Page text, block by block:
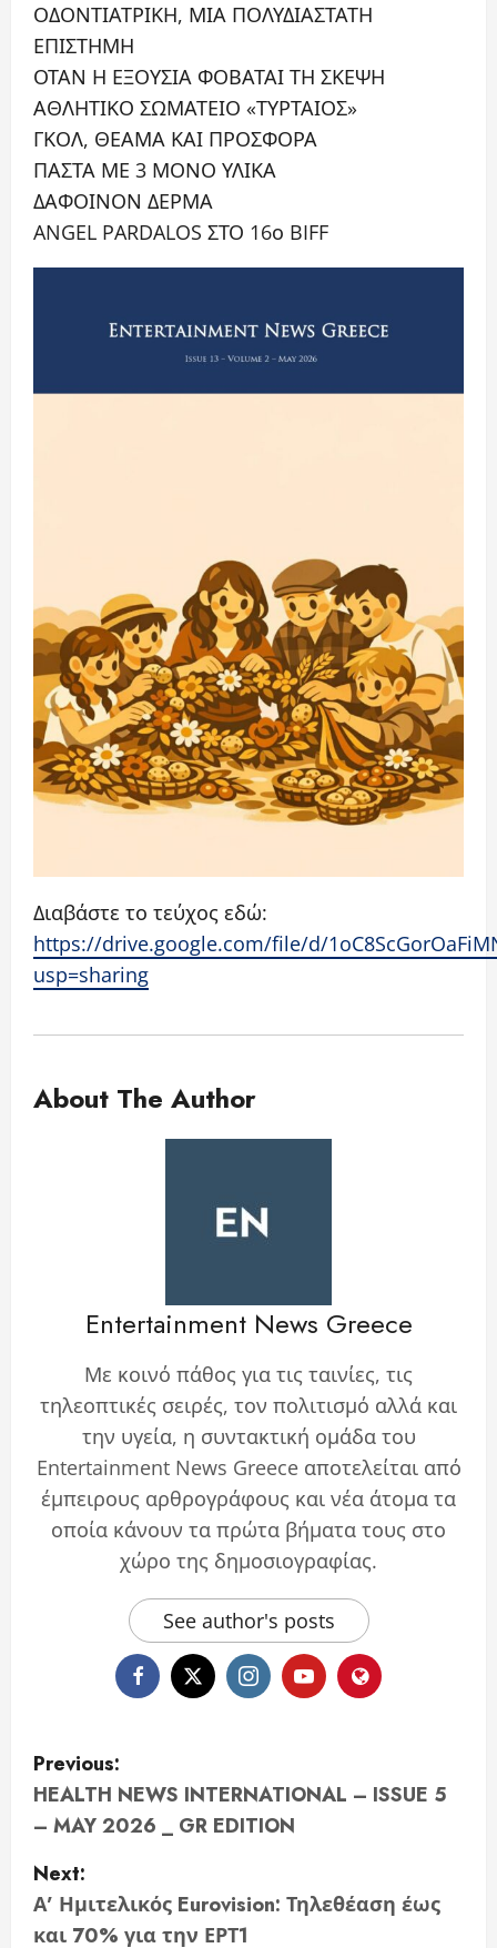
ΟΔΟΝΤΙΑΤΡΙΚΗ, ΜΙΑ ΠΟΛΥΔΙΑΣΤΑΤΗ
ΕΠΙΣΤΗΜΗ
ΟΤΑΝ Η ΕΞΟΥΣΙΑ ΦΟΒΑΤΑΙ ΤΗ ΣΚΕΨΗ
ΑΘΛΗΤΙΚΟ ΣΩΜΑΤΕΙΟ «ΤΥΡΤΑΙΟΣ»
ΓΚΟΛ, ΘΕΑΜΑ ΚΑΙ ΠΡΟΣΦΟΡΑ
ΠΑΣΤΑ ΜΕ 3 ΜΟΝΟ ΥΛΙΚΑ
ΔΑΦΟΙΝΟΝ ΔΕΡΜΑ
ANGEL PARDALOS ΣΤΟ 16ο BIFF
Διαβάστε το τεύχος εδώ:
https://drive.google.com/file/d/
usp=sharing
About The Author
Entertainment News Greece
Με κοινό πάθος για τις ταινίες, τις
τηλεοπτικές σειρές, τον πολιτισμό αλλά και
την υγεία, η συντακτική ομάδα του
Entertainment News Greece αποτελείται από
έμπειρους αρθρογράφους και νέα άτομα τα
οποία κάνουν τα πρώτα βήματα τους στο
χώρο της δημοσιογραφίας.
See author's posts
P
o
t
Previous:
HEALTH NEWS INTERNATIONAL – ISSUE 5
– MAY 2026 _ GR EDITION
Next:
Α’ Ημιτελικός Eurovision: Τηλεθέαση έως
και 70% για την ΕΡΤ1